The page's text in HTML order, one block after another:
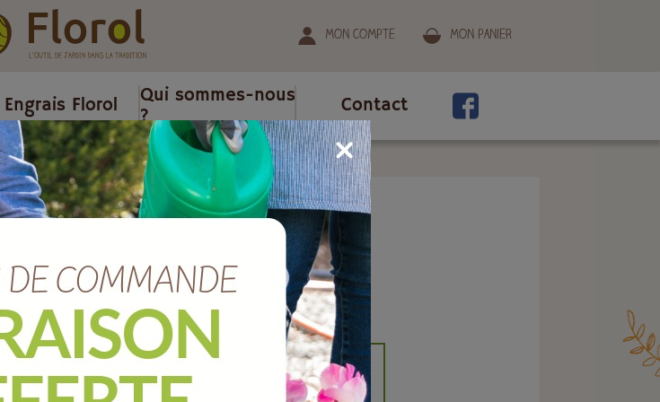
Mon compte Mon panier
Engrais Florol
Qui sommes-nous
?
Contact
/Pincette de foyer.
Pincette de foyer.
Ref : B1485026
EAN :
3287661485026
Quantité :